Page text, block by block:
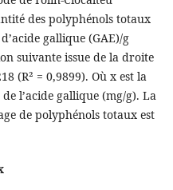
des polyphénols totaux
gallique (GAE)/g
suivante issue de la droite
(R² = 0,9899). Où x est la
l’acide gallique (mg/g). La
de polyphénols totaux est